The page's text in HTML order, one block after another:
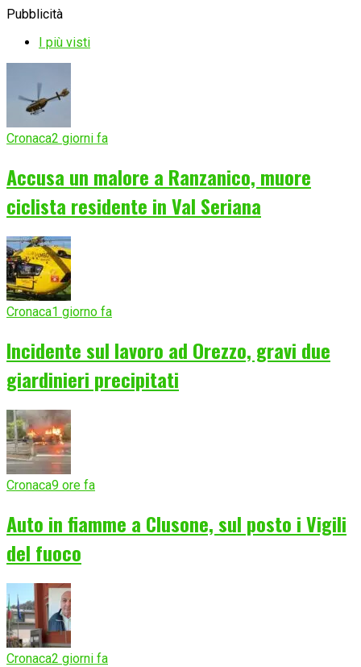
Pubblicità
I più visti
Cronaca2 giorni fa
Accusa un malore a Ranzanico, muore
ciclista residente in Val Seriana
Cronaca1 giorno fa
Incidente sul lavoro ad Orezzo, gravi due
giardinieri precipitati
Cronaca9 ore fa
Auto in fiamme a Clusone, sul posto i Vigili
del fuoco
Cronaca2 giorni fa